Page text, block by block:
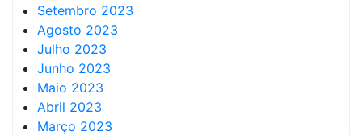
Setembro 2023
Agosto 2023
Julho 2023
Junho 2023
Maio 2023
Abril 2023
Março 2023